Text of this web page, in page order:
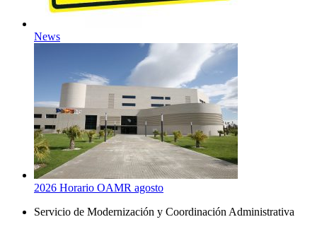
News
2026 Horario OAMR agosto
Servicio de Modernización y Coordinación Administrativa